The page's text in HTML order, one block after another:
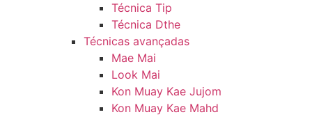
Técnica Tip
Técnica Dthe
Técnicas avançadas
Mae Mai
Look Mai
Kon Muay Kae Jujom
Kon Muay Kae Mahd